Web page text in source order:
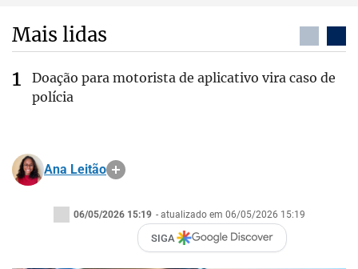
Mais lidas
Doação para motorista de aplicativo vira caso de
polícia
Ana Leitão
06/05/2026 15:19 - atualizado em 06/05/2026 15:19
SIGA